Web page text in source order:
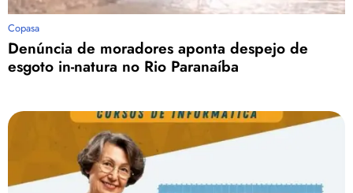
Copasa
Denúncia de moradores aponta despejo de
esgoto in-natura no Rio Paranaíba